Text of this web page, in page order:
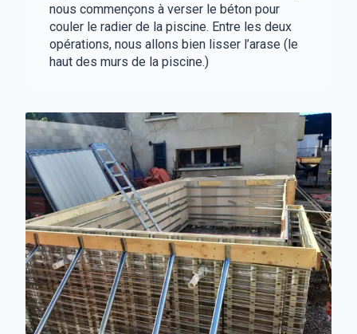
nous commençons à verser le béton pour
couler le radier de la piscine. Entre les deux
opérations, nous allons bien lisser l’arase (le
haut des murs de la piscine.)